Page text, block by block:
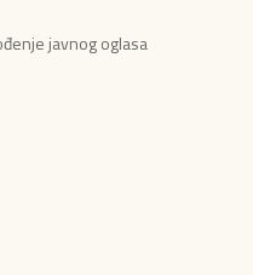
javnog oglasa